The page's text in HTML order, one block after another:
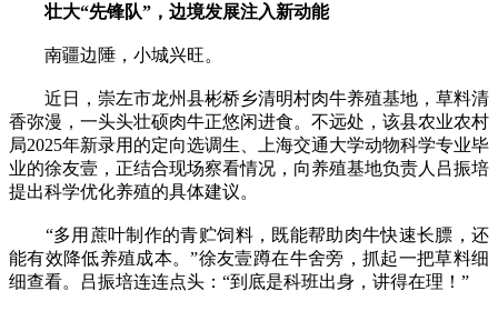
壮大“先锋队”，边境发展注入新动能
南疆边陲，小城兴旺。
近日，崇左市龙州县彬桥乡清明村肉牛养殖基地，草料清
香弥漫，一头头壮硕肉牛正悠闲进食。不远处，该县农业农村
局2025年新录用的定向选调生、上海交通大学动物科学专业毕
业的徐友壹，正结合现场察看情况，向养殖基地负责人吕振培
提出科学优化养殖的具体建议。
“多用蔗叶制作的青贮饲料，既能帮助肉牛快速长膘，还
能有效降低养殖成本。”徐友壹蹲在牛舍旁，抓起一把草料细
细查看。吕振培连连点头：“到底是科班出身，讲得在理！”